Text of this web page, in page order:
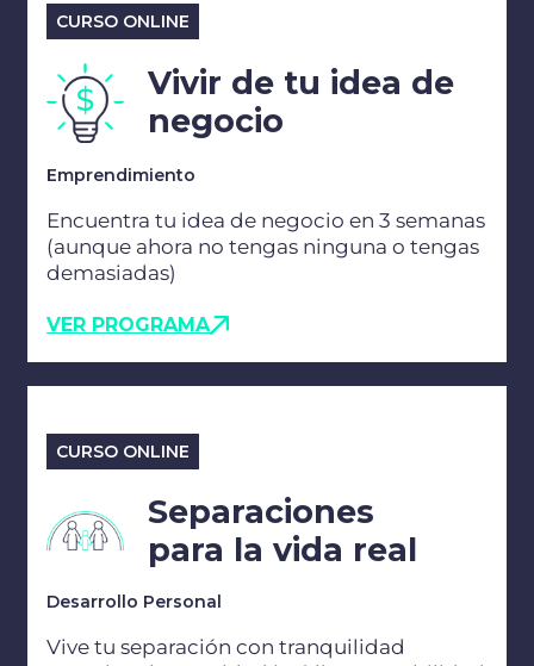
CURSO ONLINE
Vivir de tu idea de
negocio
Emprendimiento
Encuentra tu idea de negocio en 3 semanas
(aunque ahora no tengas ninguna o tengas
demasiadas)
VER PROGRAMA
CURSO ONLINE
Separaciones
para la vida real
Desarrollo Personal
Vive tu separación con tranquilidad